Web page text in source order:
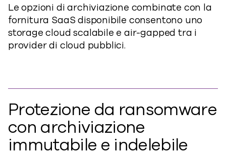
Le opzioni di archiviazione combinate con la
fornitura SaaS disponibile consentono uno
storage cloud scalabile e air-gapped tra i
provider di cloud pubblici.
Protezione da ransomware
con archiviazione
immutabile e indelebile